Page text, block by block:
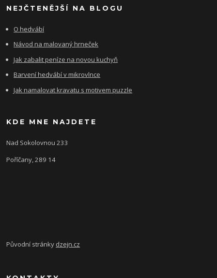
NEJČTENĚJŠÍ NA BLOGU
O hedvábí
Návod na malovaný hrneček
Jak zabalit peníze na novou kuchyň
Barvení hedvábí v mikrovlnce
Jak namalovat kravatu s motivem puzzle
KDE MNE NAJDETE
Nad Sokolovnou 233
Poříčany, 289 14
Původní stránky dzejn.cz